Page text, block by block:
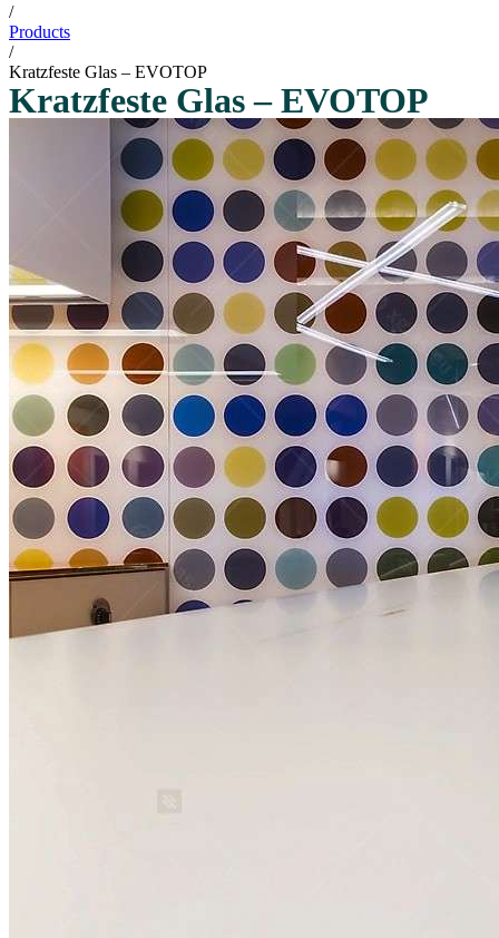
/
Products
/
Kratzfeste Glas – EVOTOP
Kratzfeste Glas – EVOTOP